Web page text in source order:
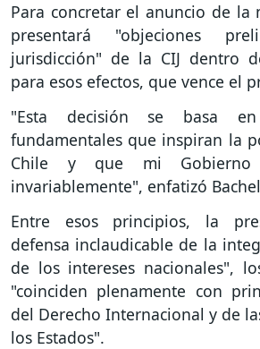
Para concretar el anuncio de la
presentará "objeciones
jurisdicción" de la CIJ dentro
para esos efectos, que vence el
"Esta decisión se basa
fundamentales que inspiran la
Chile y que mi Gobierno
invariablemente", enfatizó
Entre esos principios, la
defensa inclaudicable de la
de los intereses nacionales",
"coinciden plenamente con
del Derecho Internacional y de
los Estados".